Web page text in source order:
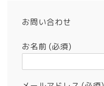
お問い合わせ
お名前 (必須)